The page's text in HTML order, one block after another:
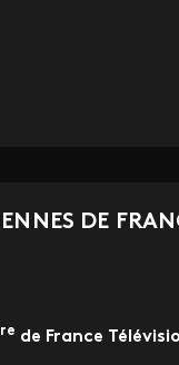
DE
de France